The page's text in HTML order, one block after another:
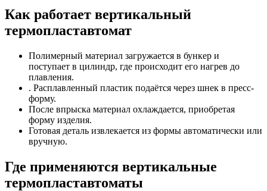
Как работает вертикальный
термопластавтомат
Полимерный материал загружается в бункер и
поступает в цилиндр, где происходит его нагрев до
плавления.
. Расплавленный пластик подаётся через шнек в пресс-
форму.
После впрыска материал охлаждается, приобретая
форму изделия.
Готовая деталь извлекается из формы автоматически или
вручную.
Где применяются вертикальные
термопластавтоматы